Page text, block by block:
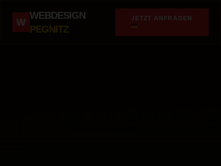
W
WEBDESIGN
PEGNITZ
JETZT ANFRAGEN